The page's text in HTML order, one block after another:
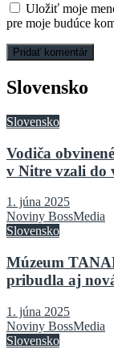
Uložiť moje
pre moje budúce
Slovensko
Slovensko
Vodiča
v Nitre vzali do
1. júna 2025
Noviny BossMedia
Slovensko
Múzeum
pribudla aj
1. júna 2025
Noviny BossMedia
Slovensko